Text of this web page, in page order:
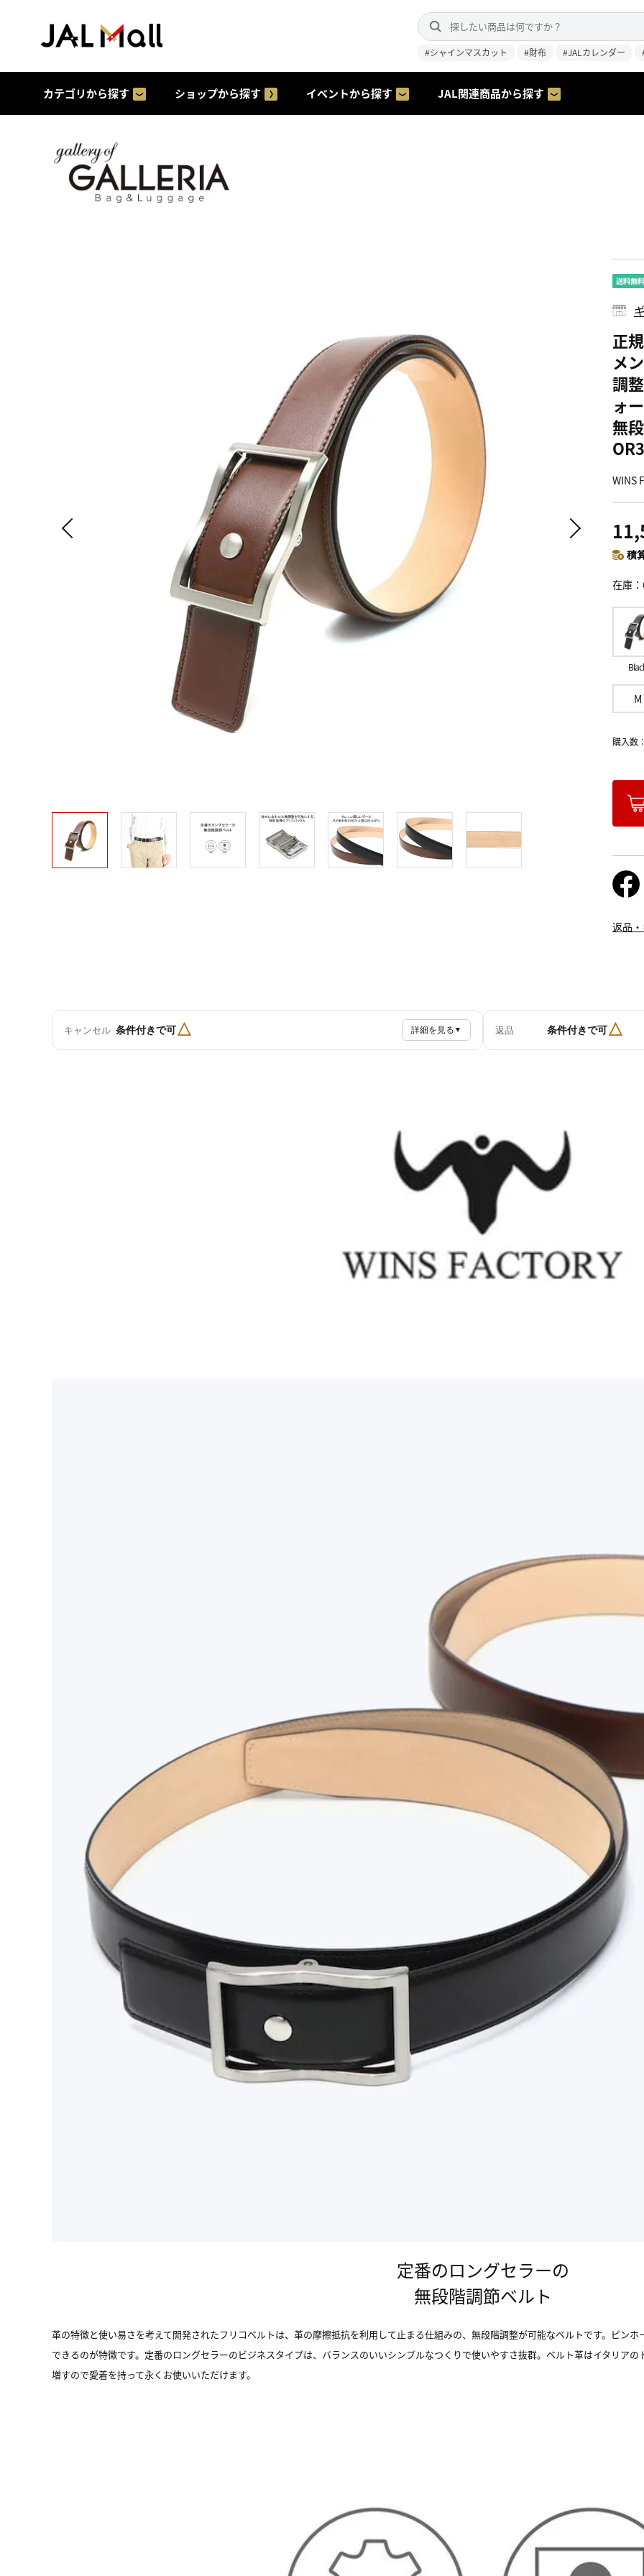
#シャインマスカット #財布 #JALカレンダー
カテゴリから探す ショップから探す イベントから探す JAL関連商品から探す
正
メ
調
ォ
無
WINS
積
在庫
M
購入数：
返品
キャンセル 条件付きで可△ 詳細を見る ▼ 返品 条件付きで可△
定番のロングセラーの
無段階調節ベルト
革の特徴と使い易さを考えて開発されたフリコベルトは、革の摩擦抵抗を利用して止まる仕組みの、無段階調整が可能なベルトです。ピン
できるのが特徴です。定番のロングセラーのビジネスタイプは、バランスのいいシンプルなつくりで使いやすさ抜群。ベルト革はイタリア
増すので愛着を持って永くお使いいただけます。